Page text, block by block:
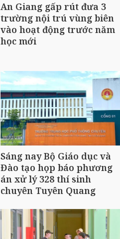
An Giang gấp rút đưa 3
trường nội trú vùng biên
vào hoạt động trước năm
học mới
Sáng nay Bộ Giáo dục và
Đào tạo họp báo phương
án xử lý 328 thí sinh
chuyên Tuyên Quang